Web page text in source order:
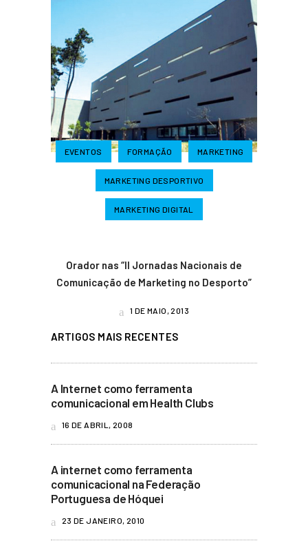
EVENTOS FORMAÇÃO MARKETING
MARKETING DESPORTIVO
MARKETING DIGITAL
Orador nas “II Jornadas Nacionais de
Comunicação de Marketing no Desporto”
1 DE MAIO, 2013
ARTIGOS MAIS RECENTES
A Internet como ferramenta
comunicacional em Health Clubs
16 DE ABRIL, 2008
A internet como ferramenta
comunicacional na Federação
Portuguesa de Hóquei
23 DE JANEIRO, 2010